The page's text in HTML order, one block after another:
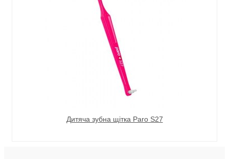
Дитяча зубна щітка Paro S27